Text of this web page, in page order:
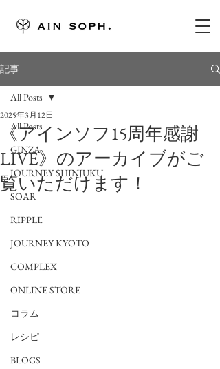
記事
All Posts
GINZA
JOURNEY SHINJUKU
SOAR
RIPPLE
JOURNEY KYOTO
COMPLEX
ONLINE STORE
コラム
レシピ
BLOGS
All Posts
《アインソフ15周年感謝
LIVE》のアーカイブがご
覧いただけます！
2025年3月12日